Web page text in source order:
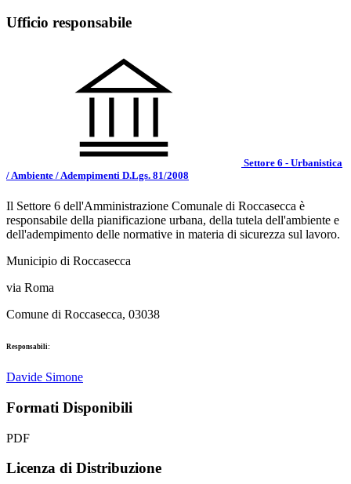
Ufficio responsabile
Settore 6 - Urbanistica
/ Ambiente / Adempimenti D.Lgs. 81/2008
Il Settore 6 dell'Amministrazione Comunale di Roccasecca è
responsabile della pianificazione urbana, della tutela dell'ambiente e
dell'adempimento delle normative in materia di sicurezza sul lavoro.
Municipio di Roccasecca
via Roma
Comune di Roccasecca, 03038
Responsabili:
Davide Simone
Formati Disponibili
PDF
Licenza di Distribuzione